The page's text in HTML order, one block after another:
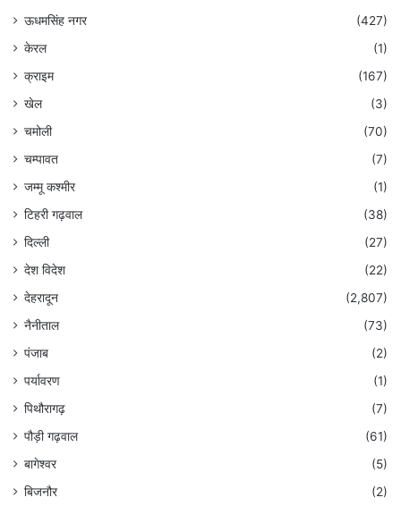
ऊधमसिंह नगर
(427)
केरल
(1)
क्राइम
(167)
खेल
(3)
चमोली
(70)
चम्पावत
(7)
जम्मू कश्मीर
(1)
टिहरी गढ़वाल
(38)
दिल्ली
(27)
देश विदेश
(22)
देहरादून
(2,807)
नैनीताल
(73)
पंजाब
(2)
पर्यावरण
(1)
पिथौरागढ़
(7)
पौड़ी गढ़वाल
(61)
बागेश्वर
(5)
बिजनौर
(2)